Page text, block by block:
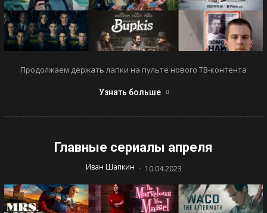
Продолжаем держать лапки на пульте нового ТВ-контента
Узнать больше
Главные сериалы апреля
Иван Шапкин - 10.04.2023